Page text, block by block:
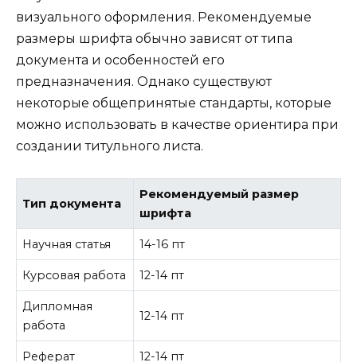
визуального оформления. Рекомендуемые
размеры шрифта обычно зависят от типа
документа и особенностей его
предназначения. Однако существуют
некоторые общепринятые стандарты, которые
можно использовать в качестве ориентира при
создании титульного листа.
Тип документа
Рекомендуемый размер
шрифта
Научная статья 14-16 пт
Курсовая работа 12-14 пт
Дипломная
работа
12-14 пт
Реферат 12-14 пт